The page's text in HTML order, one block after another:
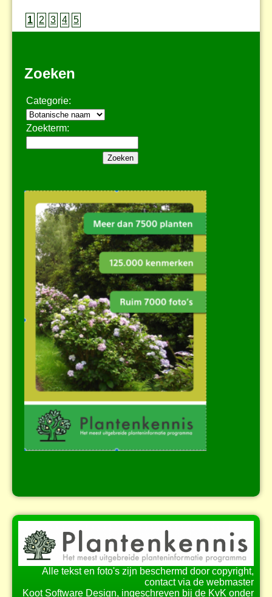
1 2 3 4 5
Zoeken
Categorie:
Zoekterm:
Alle tekst en foto's zijn beschermd door copyright,
contact via de webmaster
Koot Software Design, ingeschreven bij de KvK onder